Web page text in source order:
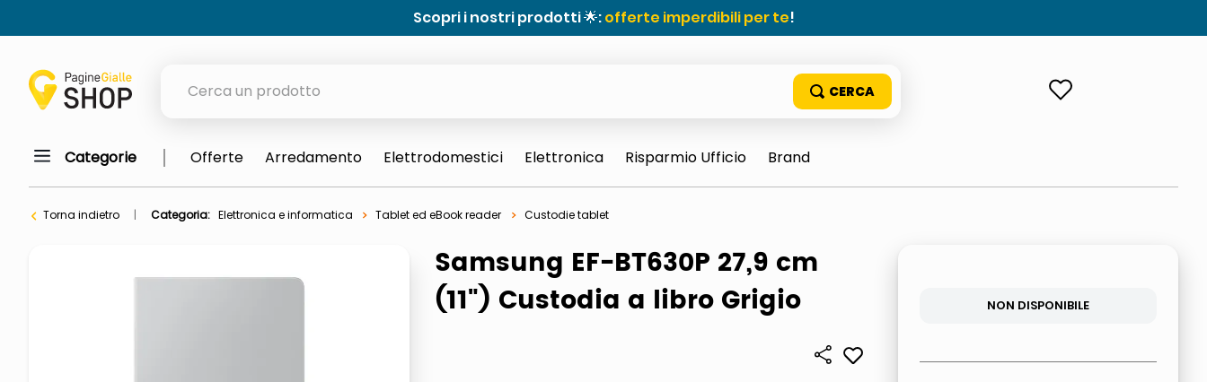
Scopri i nostri prodotti 🌟:offerte imperdibili per te!
orologio parete
Categorie Offerte Arredamento Elettrodomestici Elettronica Risparmio Ufficio Brand
Torna indietro Categoria: Elettronica e informatica Tablet ed eBook reader Custodie tablet
Samsung EF-BT630P 27,9 cm
(11") Custodia a libro Grigio
NON DISPONIBILE